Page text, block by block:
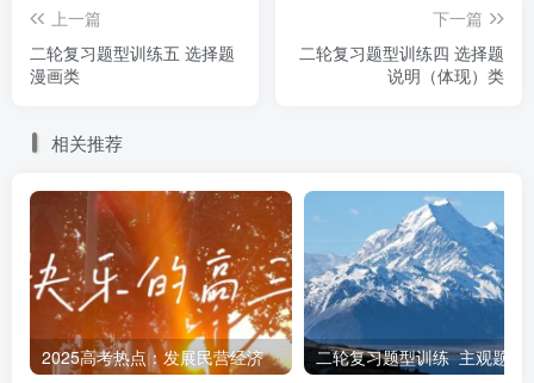
是顺应了风的方向”其主旨重点在于顺应大势，借风而行，说
明欲借风力须顺风势，驾伞乘风去我所向，①③正确。
②④：“任”“自在”“随风”“逆势”均不体现借风而行，与漫画主
是“前进”，二者有明确的界限，故①错误。②④：“看似后
退，实为前进”，体现了矛盾的同一性，“后退”的表象蕴含着
“前进”的规定，“后退”与“前进”具有相互联结的属性，故②④
符合题意。③：矛盾的斗争性是相互排斥相互对立的属性，
材料主要体现矛盾的同一性，没有体现矛盾的斗争性，故③
上一篇
二轮复习题型训练五 选择题
漫画类
下一篇
二轮复习题型训练四 选择题
说明（体现）类
相关推荐
2025高考热点：发展民营经济